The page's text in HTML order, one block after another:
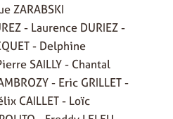
ZARABSKI
- Laurence DURIEZ -
- Delphine
SAILLY - Chantal
- Eric GRILLET -
CAILLET - Loïc